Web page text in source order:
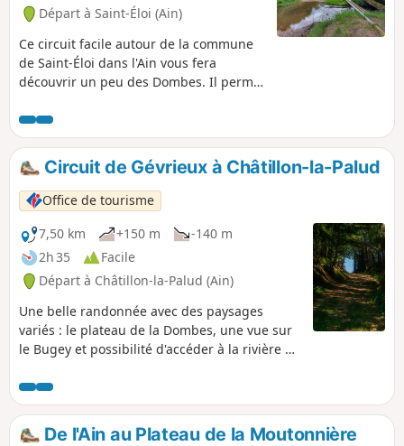
Départ à Saint-Éloi (Ain)
Ce circuit facile autour de la commune
de Saint-Éloi dans l'Ain vous fera
découvrir un peu des Dombes. Il permet
géocaches pour les éventuels amateurs.
Circuit de Gévrieux à Châtillon-la-Palud
Office de tourisme
7,50 km
+150 m
-140 m
2h 35
Facile
Départ à Châtillon-la-Palud (Ain)
Une belle randonnée avec des paysages
variés : le plateau de la Dombes, une vue sur
le Bugey et possibilité d'accéder à la rivière de
De l'Ain au Plateau de la Moutonnière